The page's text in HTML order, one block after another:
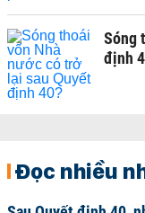
Sóng
định
Đọc nhiều